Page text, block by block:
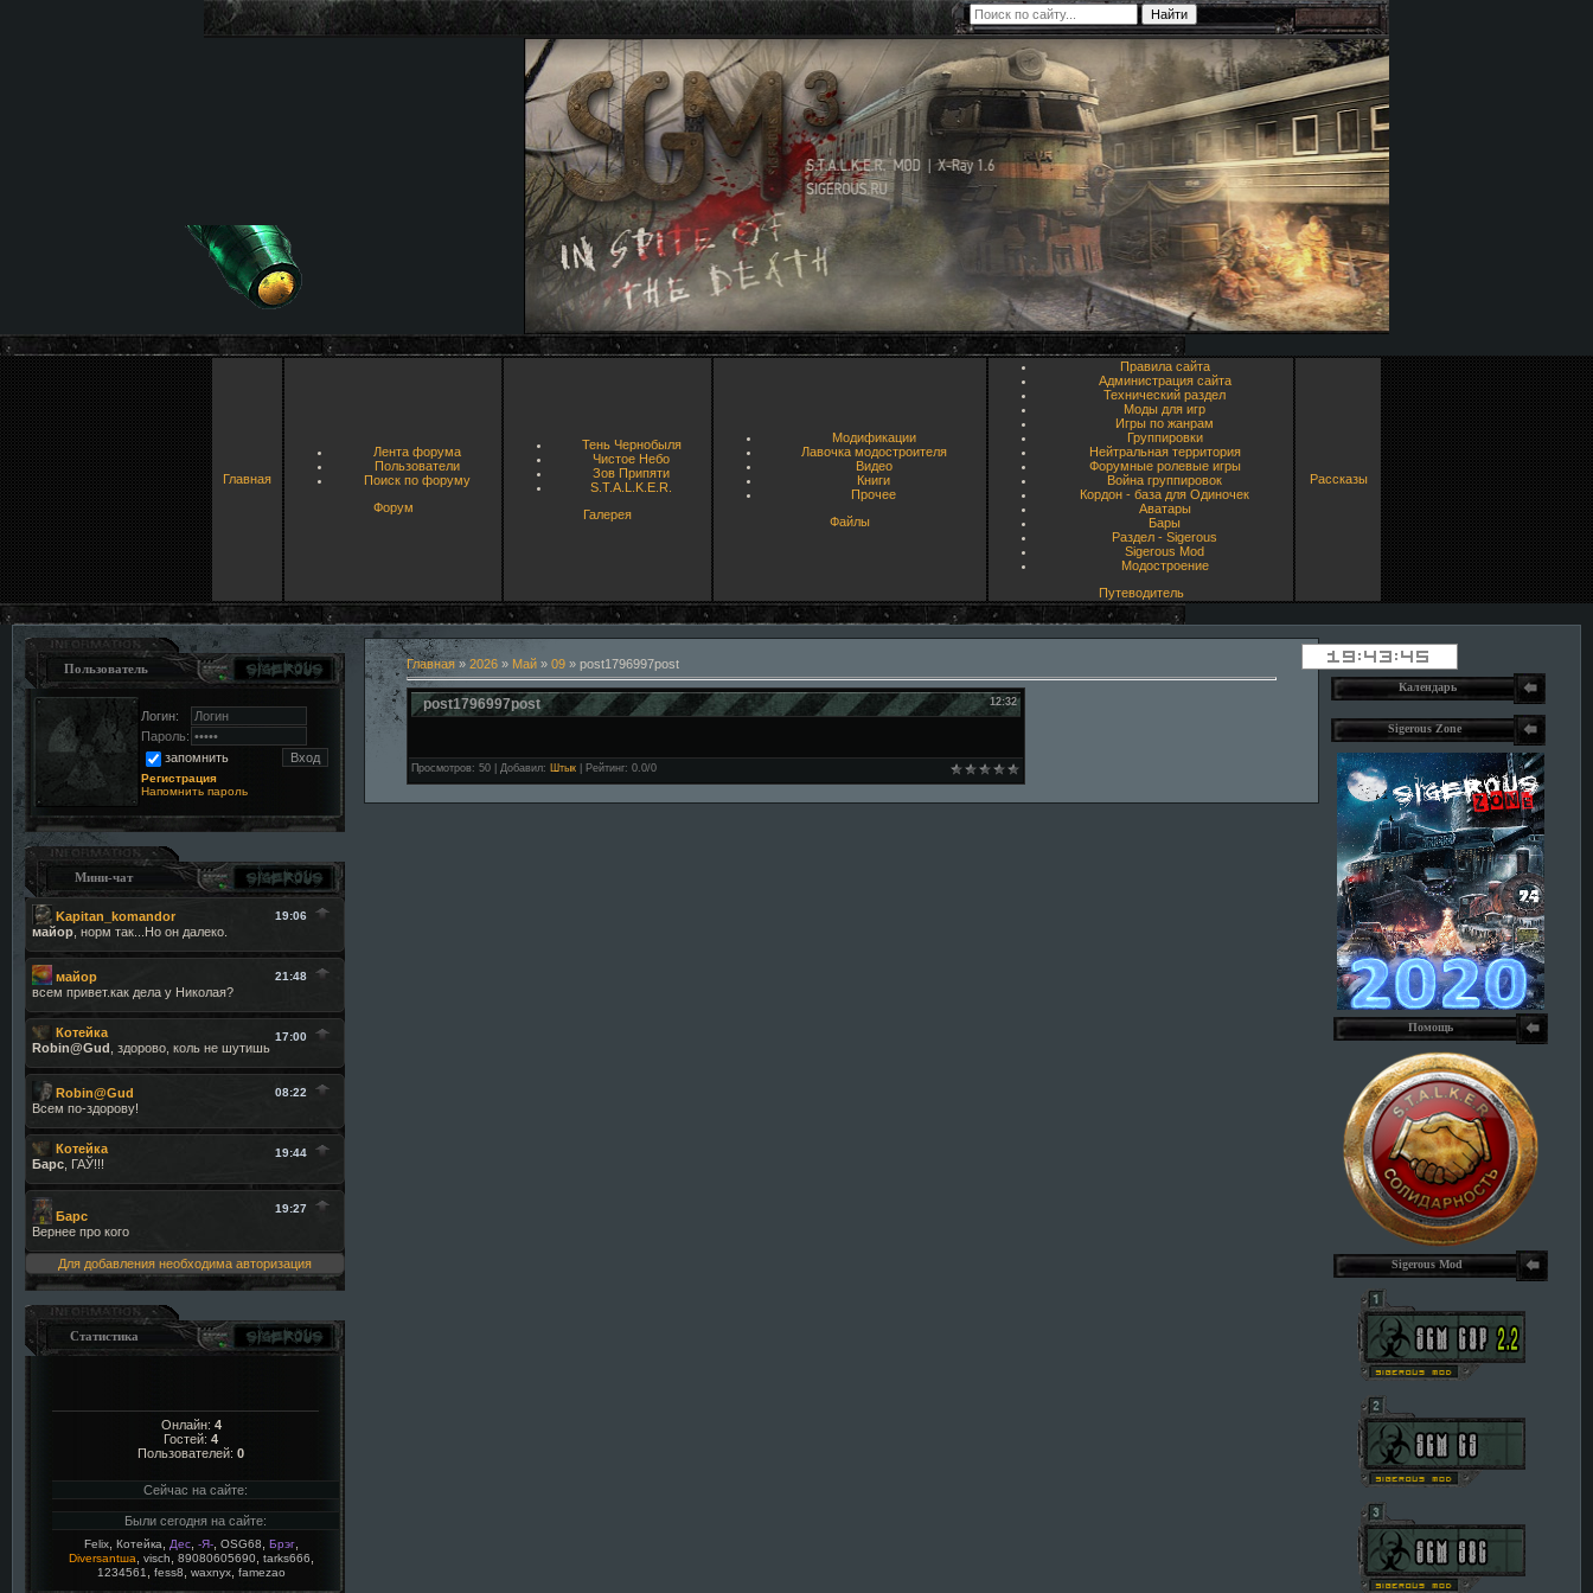
Главная
Лента форума
Пользователи
Поиск по форуму
Форум
Тень Чернобыля
Чистое Небо
Зов Припяти
S.T.A.L.K.E.R.
Галерея
Модификации
Лавочка модостроителя
Видео
Книги
Прочее
Файлы
Правила сайта
Администрация сайта
Технический раздел
Моды для игр
Игры по жанрам
Группировки
Нейтральная территория
Форумные ролевые игры
Война группировок
Кордон - база для Одиночек
Аватары
Бары
Раздел - Sigerous
Sigerous Mod
Модостроение
Путеводитель
Рассказы
Пользователь
Логин:
Пароль:
запомнить
Регистрация
Напомнить пароль
Мини-чат
Для добавления необходима авторизация
Статистика
Онлайн: 4
Гостей: 4
Пользователей: 0
Сейчас на сайте:
Были сегодня на сайте:
Felix, Котейка Дес, -Я-, OSG68 Брэг,
Diversantша visch 89080605690, tarks666
1234561 fess8 waxnyx, famezao
Главная» 2026 » Май » 09 » post1796997post
12:32
post1796997post
Просмотров: 50 Добавил: Штык Рейтинг: 0.0/0
Календарь
Sigerous Zone
Помощь
Sigerous Mod